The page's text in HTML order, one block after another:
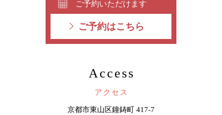
ご予約いただけます
ご予約はこちら
Access
アクセス
京都市東山区鐘鋳町 417-7